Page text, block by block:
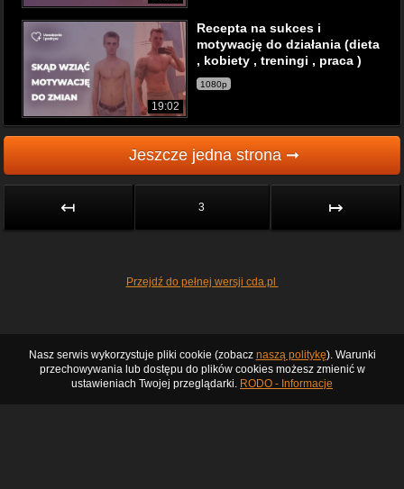
19:02
Recepta na sukces i
motywację do działania (dieta
, kobiety , treningi , praca )
1080p
Jeszcze jedna strona ➞
↤ 3 ↦
Przejdź do pełnej wersji cda.pl
Nasz serwis wykorzystuje pliki cookie (zobacz naszą politykę). Warunki
przechowywania lub dostępu do plików cookies możesz zmienić w
ustawieniach Twojej przeglądarki. RODO - Informacje